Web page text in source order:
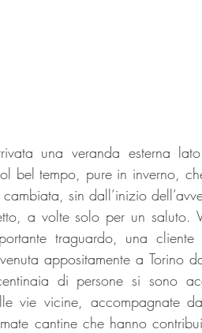
una veranda esterna
bel tempo, pure in inverno,
sin dall’inizio
a volte solo per un saluto.
traguardo, una
appositamente a Torino
di persone si sono
vie vicine, accompagnate
cantine che hanno